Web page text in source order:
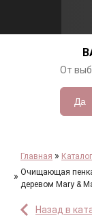
От
Да
Главная Каталог
Очищающая
деревом Mary &
Назад в